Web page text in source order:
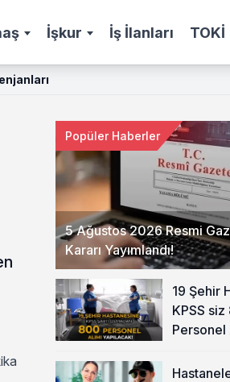
İşkur İş İlanları TOKİ
5 Ağustos 2026 Resmi
Kararı Yayımlandı!
Popüler Haberler
19 Şehir
KPSS
Personel